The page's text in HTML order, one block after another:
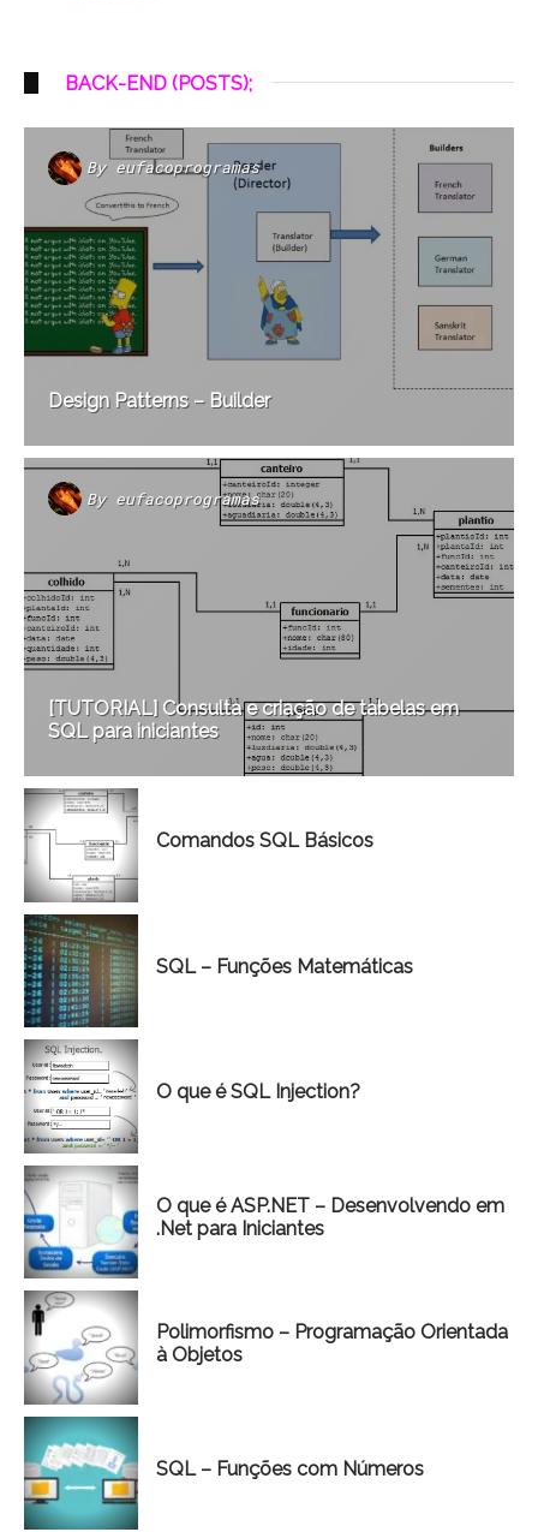
BACK-END (POSTS);
By eufacoprogramas
Design Patterns – Builder
By eufacoprogramas
[TUTORIAL] Consulta e criação de tabelas em
SQL para iniciantes
Comandos SQL Básicos
SQL – Funções Matemáticas
O que é SQL Injection?
O que é ASP.NET – Desenvolvendo em
.Net para Iniciantes
Polimorfismo – Programação Orientada
à Objetos
SQL – Funções com Números